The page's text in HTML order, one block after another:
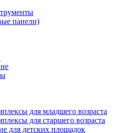
панели)
для младшего возраста
для старшего возраста
для детских площадок